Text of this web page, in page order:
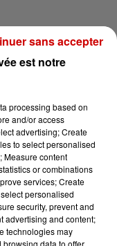
les "grands
Voir plus
pour le
2026
est notre
processing based on
and/or access
advertising; Create
to select personalised
Measure content
or combinations
services; Create
personalised
security, prevent and
advertising and content;
technologies may
data to offer
sans accepter